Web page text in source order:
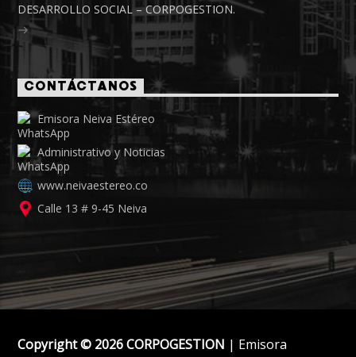
DESARROLLO SOCIAL – CORPOGESTION.
CONTÁCTANOS
Emisora Neiva Estéreo
Administrativo y Noticias
www.neivaestereo.co
Calle 13 # 9-45 Neiva
Copyright © 2026 CORPOGESTION | Emisora